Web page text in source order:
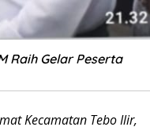
Raih Gelar Peserta
Kecamatan Tebo Ilir,